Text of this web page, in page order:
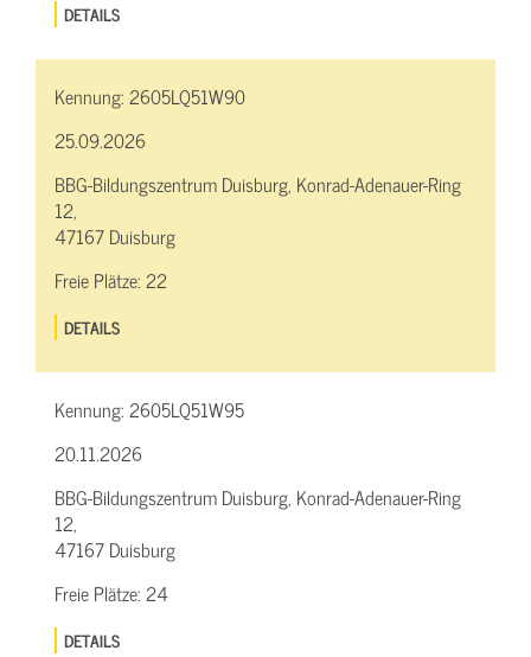
DETAILS
Kennung:2605LQ51W90
25.09.2026
BBG-Bildungszentrum Duisburg, Konrad-Adenauer-Ring
12,
47167 Duisburg
Freie Plätze:22
DETAILS
Kennung:2605LQ51W95
20.11.2026
BBG-Bildungszentrum Duisburg, Konrad-Adenauer-Ring
12,
47167 Duisburg
Freie Plätze:24
DETAILS